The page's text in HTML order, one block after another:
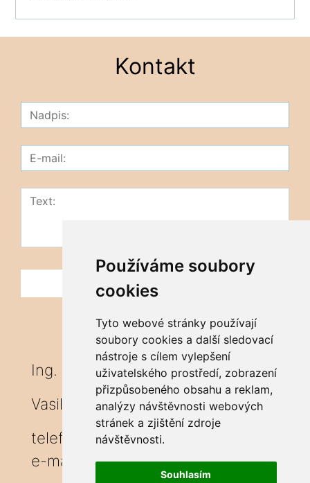
Používáme soubory
cookies
Tyto webové stránky používají
soubory cookies a další sledovací
nástroje s cílem vylepšení
uživatelského prostředí, zobrazení
přizpůsobeného obsahu a reklam,
analýzy návštěvnosti webových
stránek a zjištění zdroje
návštěvnosti.
Souhlasím
Kontakt
Ing. Marián Hutira
Vasiľov 231, 02951
telefon: ++421910979801
e-mail:
hutira.m@gmail.com